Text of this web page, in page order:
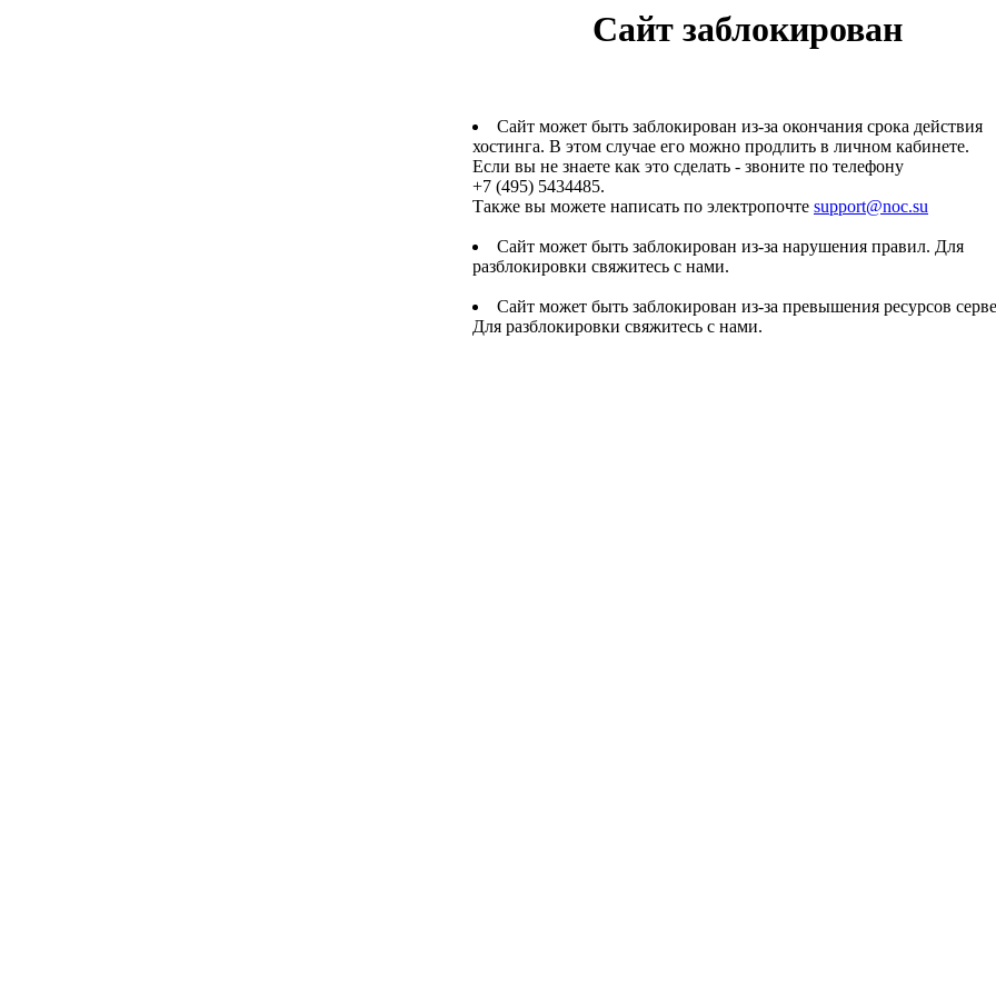
Сайт заблокирован
Сайт может быть заблокирован из-за окончания срока действия
хостинга. В этом случае его можно продлить в личном кабинете.
Если вы не знаете как это сделать - звоните по телефону
+7 (495) 5434485.
Также вы можете написать по электропочте support@noc.su
Сайт может быть заблокирован из-за нарушения правил. Для
разблокировки свяжитесь с нами.
Сайт может быть заблокирован из-за превышения ресурсов
Для разблокировки свяжитесь с нами.